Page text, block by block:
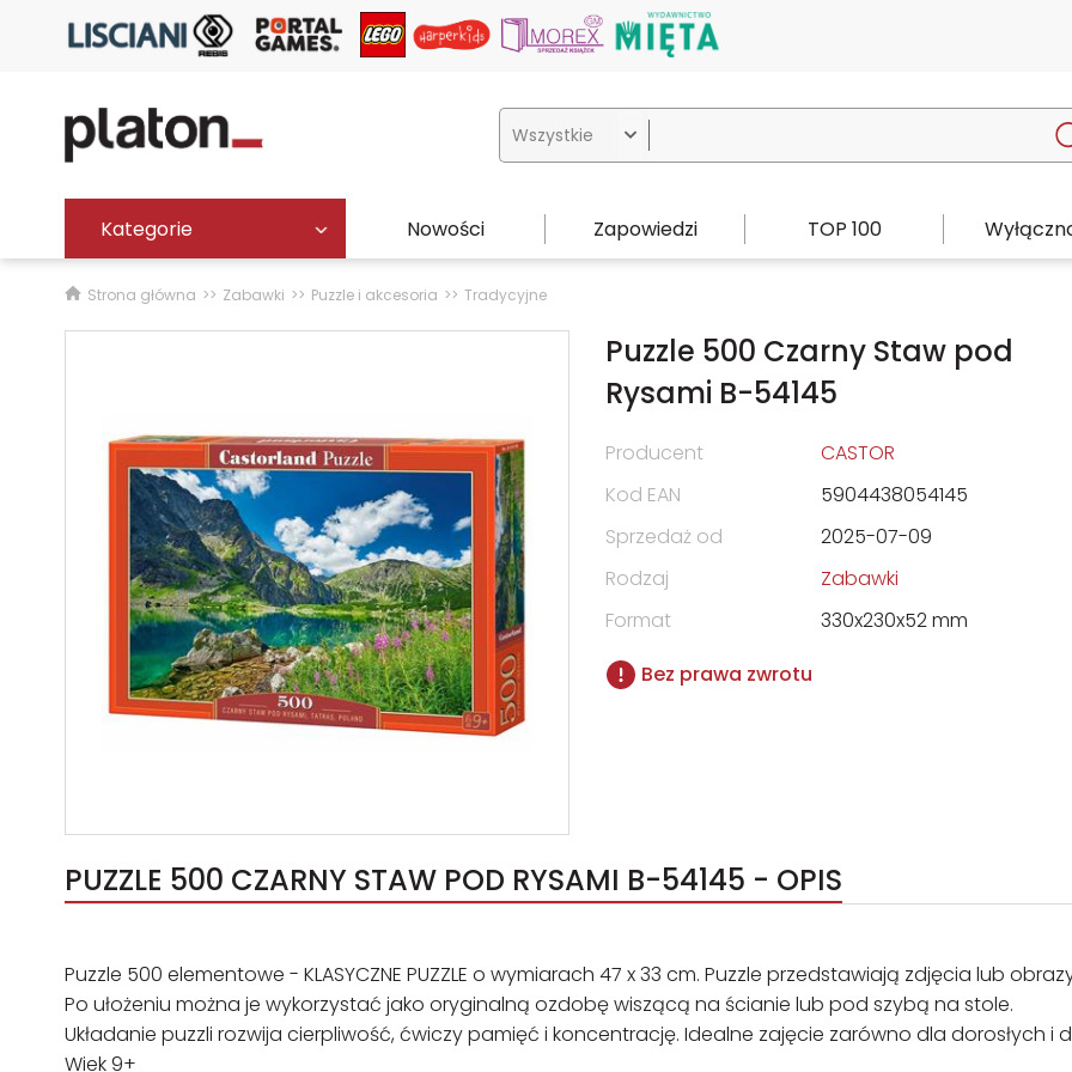

Kategorie Nowości Zapowiedzi TOP 100
Strona główna Zabawki Puzzle i akcesoria Tradycyjne
Puzzle 500 Czarny Staw pod
Rysami B-54145
Producent
CASTOR
Kod EAN
5904438054145
Sprzedaż od
2025-07-09
Rodzaj
Zabawki
Format
330x230x52 mm
Bez prawa zwrotu
PUZZLE 500 CZARNY STAW POD RYSAMI B-54145 - OPIS
Puzzle 500 elementowe - KLASYCZNE PUZZLE o wymiarach 47 x 33 cm. Puzzle przedstawiają zdjęcia lub
Po ułożeniu można je wykorzystać jako oryginalną ozdobę wiszącą na ścianie lub pod szybą na stole.
Układanie puzzli rozwija cierpliwość, ćwiczy pamięć i koncentrację. Idealne zajęcie zarówno dla dorosłych i
Wiek 9+